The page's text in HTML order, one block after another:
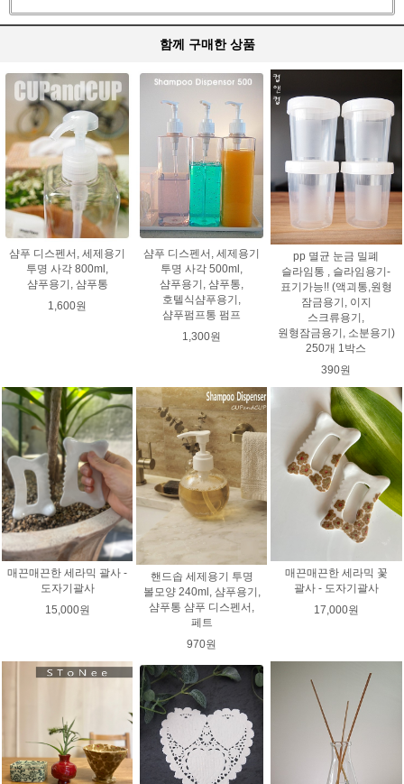
함께 구매한 상품
샴푸 디스펜서, 세제용기
투명 사각 800ml,
샴푸용기, 샴푸통
1,600원
샴푸 디스펜서, 세제용기
투명 사각 500ml,
샴푸용기, 샴푸통,
호텔식샴푸용기,
샴푸펌프통 펌프
1,300원
pp 멸균 눈금 밀폐
슬라임통 , 슬라임용기-
표기가능!! (액괴통,원형
잠금용기, 이지
스크류용기,
원형잠금용기, 소분용기)
250개 1박스
390원
매끈매끈한 세라믹 괄사 -
도자기괄사
15,000원
핸드솝 세제용기 투명
볼모양 240ml, 샴푸용기,
샴푸통 샴푸 디스펜서,
페트
970원
매끈매끈한 세라믹 꽃
괄사 - 도자기괄사
17,000원